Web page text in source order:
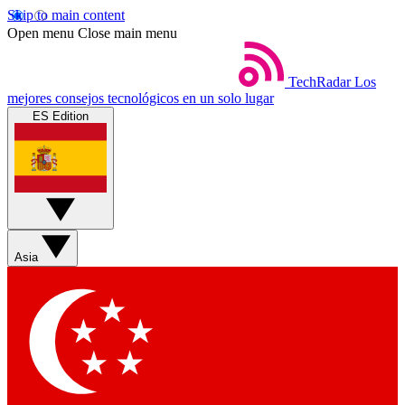
Skip to main content
Open menu Close main menu
TechRadar Los
mejores consejos tecnológicos en un solo lugar
ES Edition
Asia